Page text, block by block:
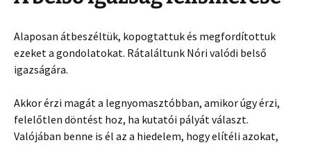
Alaposan átbeszéltük, kopogtattuk és megfordítottuk
ezeket a gondolatokat. Rátaláltunk Nóri valódi belső
igazságára.
Akkor érzi magát a legnyomasztóbban, amikor úgy érzi,
felelőtlen döntést hoz, ha kutatói pályát választ.
Valójában benne is él az a hiedelem, hogy elítéli azokat,